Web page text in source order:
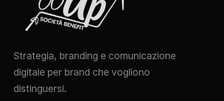
Strategia, branding e comunicazione
digitale per brand che vogliono
distinguersi.